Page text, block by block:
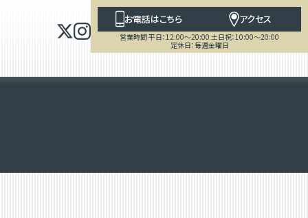
お電話はこちら アクセス
営業時間 平日：12:00～20:00 土日祝：10:00～20:00
定休日：毎週金曜日